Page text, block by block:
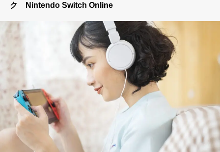
ク Nintendo Switch Online